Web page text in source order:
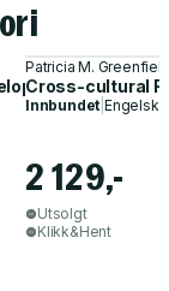
Patricia M.
Cross-cultural
Innbundet Engelsk
2 129,-
Utsolgt
Klikk&Hent